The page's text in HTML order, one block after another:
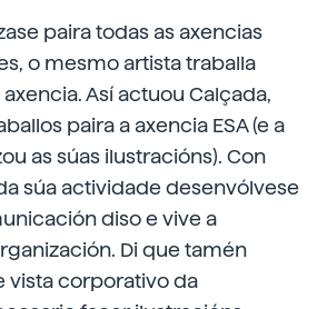
paira todas as axencias
o mesmo artista traballa
Así actuou Calçada,
paira a axencia ESA (e a
as súas ilustracións). Con
súa actividade desenvólvese
diso e vive a
Di que tamén
vista corporativo da